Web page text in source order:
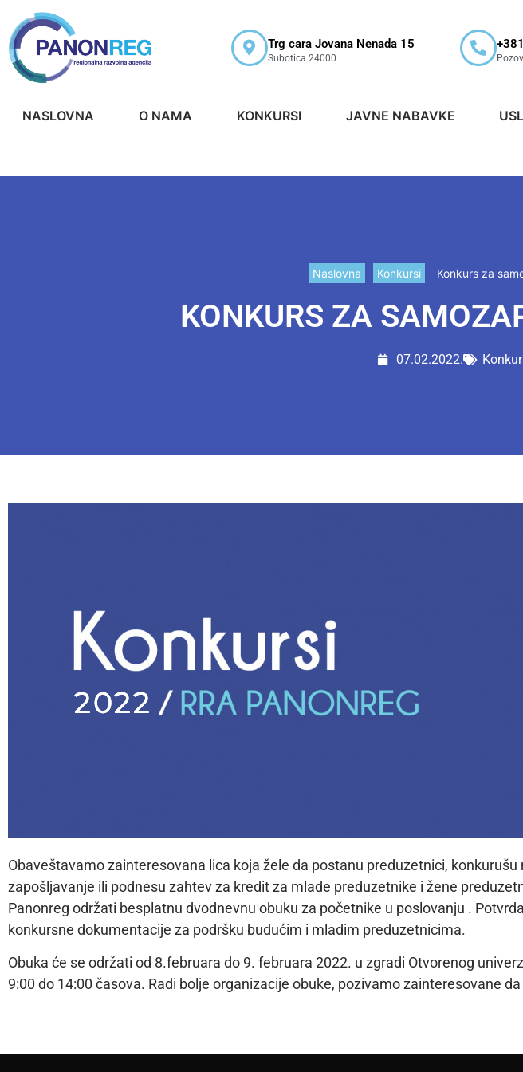
Trg cara Jovana Nenada 15
Subotica 24000
NASLOVNA O NAMA KONKURSI JAVNE NABAVKE
Naslovna Konkursi Konkurs za
KONKURS ZA
07.02.2022.
Obaveštavamo zainteresovana lica koja žele da postanu preduzetnici,
zapošljavanje ili podnesu zahtev za kredit za mlade preduzetnike i žene
Panonreg održati besplatnu dvodnevnu obuku za početnike u poslovanju .
konkursne dokumentacije za podršku budućim i mladim preduzetnicima.
Obuka će se održati od 8.februara do 9. februara 2022. u zgradi Otvorenog
9:00 do 14:00 časova. Radi bolje organizacije obuke, pozivamo zainteresovane